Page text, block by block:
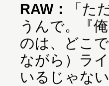
RAW： 「た
うんで。『
のは、どこ
ながら）ラ
いるじゃな